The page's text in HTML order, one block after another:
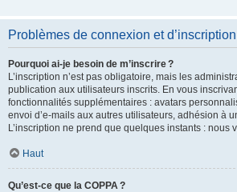
Problèmes de connexion et d’inscription
Pourquoi ai-je besoin de m’inscrire ?
L’inscription n’est pas obligatoire, mais les
publication aux utilisateurs inscrits. En vous
fonctionnalités supplémentaires : avatars
envoi d’e-mails aux autres utilisateurs, adhésion à
L’inscription ne prend que quelques instants : nous
Haut
Qu’est-ce que la COPPA ?